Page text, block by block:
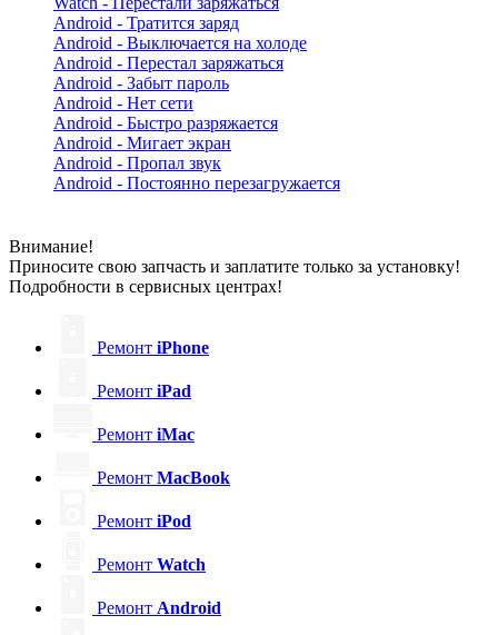
Android - Тратится заряд
Android - Выключается на холоде
Android - Перестал заряжаться
Android - Забыт пароль
Android - Нет сети
Android - Быстро разряжается
Android - Мигает экран
Android - Пропал звук
Android - Постоянно перезагружается
Внимание!
Приносите свою запчасть и заплатите только за установку!
Подробности в сервисных центрах!
Ремонт iPhone
Ремонт iPad
Ремонт iMac
Ремонт MacBook
Ремонт iPod
Ремонт Watch
Ремонт Android